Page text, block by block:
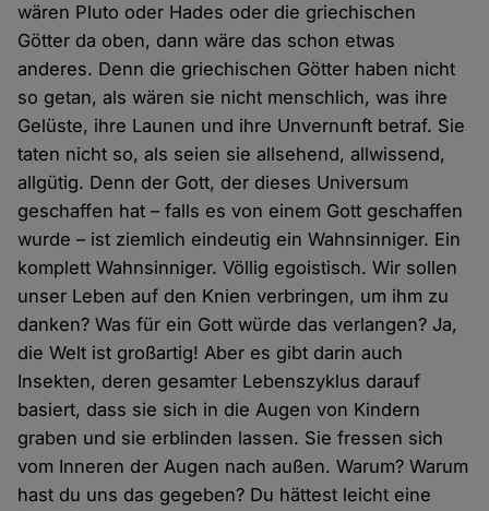
wären Pluto oder Hades oder die griechischen
Götter da oben, dann wäre das schon etwas
anderes. Denn die griechischen Götter haben nicht
so getan, als wären sie nicht menschlich, was ihre
Gelüste, ihre Launen und ihre Unvernunft betraf. Sie
taten nicht so, als seien sie allsehend, allwissend,
allgütig. Denn der Gott, der dieses Universum
geschaffen hat – falls es von einem Gott geschaffen
wurde – ist ziemlich eindeutig ein Wahnsinniger. Ein
komplett Wahnsinniger. Völlig egoistisch. Wir sollen
unser Leben auf den Knien verbringen, um ihm zu
danken? Was für ein Gott würde das verlangen? Ja,
die Welt ist großartig! Aber es gibt darin auch
Insekten, deren gesamter Lebenszyklus darauf
basiert, dass sie sich in die Augen von Kindern
graben und sie erblinden lassen. Sie fressen sich
vom Inneren der Augen nach außen. Warum? Warum
hast du uns das gegeben? Du hättest leicht eine